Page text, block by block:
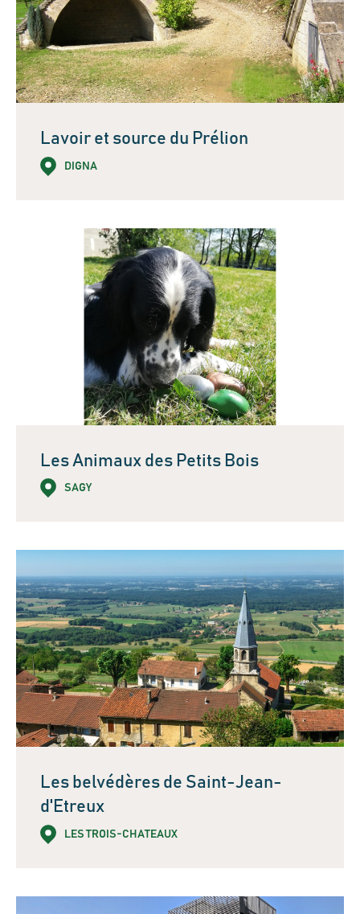
Lavoir et source du Prélion
DIGNA
Les Animaux des Petits Bois
SAGY
Les belvédères de Saint-Jean-
d'Etreux
LES TROIS-CHATEAUX